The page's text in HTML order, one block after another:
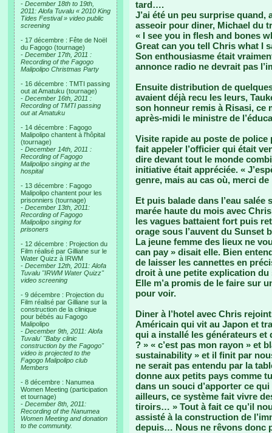
- December 18th to 19th,
2011: Alofa Tuvalu « 2010 King
Tides Festival » video public
screening
- 17 décembre : Fête de Noël
du Fagogo (tournage)
- December 17th, 2011 :
Recording of the Fagogo
Malipolipo Christmas Party
- 16 décembre : TMTI passing
out at Amatuku (tournage)
- December 16th, 2011 :
Recording of TMTI passing
out at Amatuku
- 14 décembre : Fagogo
Malipolipo chantent à l'hôpital
(tournage)
- December 14th, 2011 :
Recording of Fagogo
Malipolipo singing at the
hospital
- 13 décembre : Fagogo
Malipolipo chantent pour les
prisonniers (tournage)
- December 13th, 2011:
Recording of Fagogo
Malipolipo singing for
prisoners
- 12 décembre : Projection du
Film réalisé par Gilliane sur le
Water Quizz à IRWM
- December 12th, 2011: Alofa
Tuvalu "IRWM Water Quizz"
video screening
- 9 décembre : Projection du
Film réalisé par Gilliane sur la
construction de la clinique
pour bébés au Fagogo
Malipolipo
- December 9th, 2011: Alofa
Tuvalu' "Baby clinic
construction by the Fagogo"
video is projected to the
Fagogo Malipolipo club
Members
- 8 décembre : Nanumea
Women Meeting (participation
et tournage)
- December 8th, 2011:
Recording of the Nanumea
Women Meeting and donation
to the community.
tard….
J’ai été un peu surprise
asseoir pour diner, Michael du
« I see you in flesh and bones
Great can you tell Chris what I
Son enthousiasme était
annonce radio ne devrait pas
Ensuite distribution de
avaient déjà recu les leurs,
son honneur remis à Risasi, ce
après-midi le ministre de
Visite rapide au poste de
fait appeler l’officier qui était
dire devant tout le monde
initiative était appréciée. «
genre, mais au cas où, merci
Et puis balade dans l’eau salée
marée haute du mois avec
les vagues battaient fort puis
orage sous l’auvent du Sunset
La jeune femme des lieux ne
can pay » disait elle. Bien
de laisser les cannettes en
droit à une petite explication du
Elle m’a promis de le faire sur
pour voir.
Diner à l’hotel avec Chris
Américain qui vit au Japon et
qui a installé les générateurs
? » « c’est pas mon rayon » et
sustainability » et il finit par
ne serait pas entendu par la
donne aux petits pays comme
dans un souci d’apporter ce
ailleurs, ce système fait vivre
tiroirs… » Tout à fait ce qu’il
assisté à la construction de
depuis… Nous ne rêvons donc